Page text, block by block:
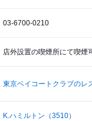
03-6700-0210
店外設置の喫煙所にて喫煙
東京ベイコートクラブのレ
K.ハミルトン （3510）